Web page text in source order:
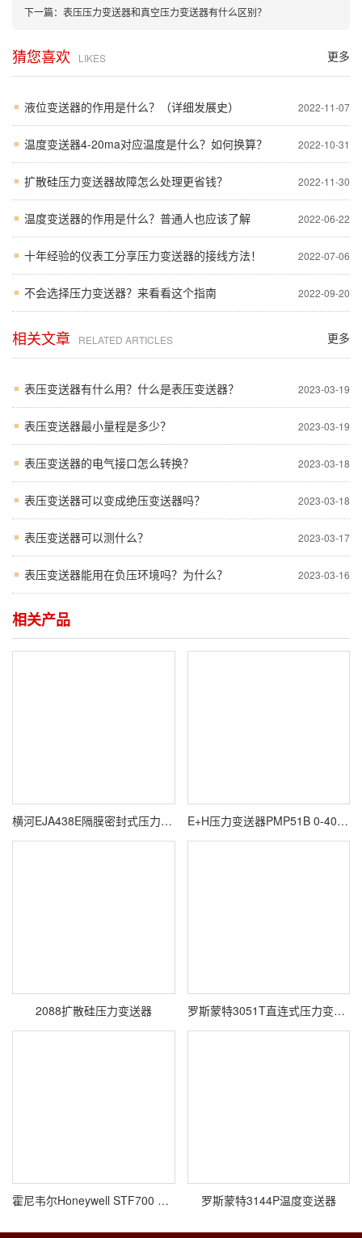
下一篇： 表压压力变送器和真空压力变送器有什么区别？
更多
猜您喜欢 LIKES
2022-11-07
液位变送器的作用是什么？（详细发展史）
2022-10-31
温度变送器4-20ma对应温度是什么？如何换算？
2022-11-30
扩散硅压力变送器故障怎么处理更省钱？
2022-06-22
温度变送器的作用是什么？普通人也应该了解
2022-07-06
十年经验的仪表工分享压力变送器的接线方法！
2022-09-20
不会选择压力变送器？来看看这个指南
更多
相关文章 RELATED ARTICLES
2023-03-19
表压变送器有什么用？什么是表压变送器？
2023-03-19
表压变送器最小量程是多少？
2023-03-18
表压变送器的电气接口怎么转换？
2023-03-18
表压变送器可以变成绝压变送器吗？
2023-03-17
表压变送器可以测什么？
2023-03-16
表压变送器能用在负压环境吗？为什么？
相关产品
横河EJA438E隔膜密封式压力变送器 E+H压力变送器PMP51B 0-40kPa输出信号 4--20mA
2088扩散硅压力变送器 罗斯蒙特3051T直连式压力变送器
霍尼韦尔Honeywell STF700 SmartLine单法兰变送器 罗斯蒙特3144P温度变送器